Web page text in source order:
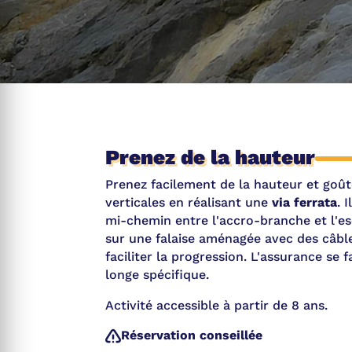
Prenez de la hauteur
Prenez facilement de la hauteur et
verticales en réalisant unevia ferrata.
mi-chemin entre l'accro-branche et
sur une falaise aménagée avec des
faciliter la progression. L'assurance se
longe spécifique.
Activité accessible à partir de 8 ans.
Réservation conseillée